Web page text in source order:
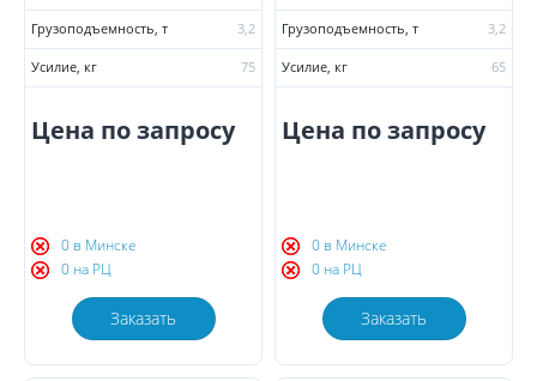
Грузоподъемность, т 3,2
Усилие, кг 75
Цена по запросу
0 в Минске
0 на РЦ
Заказать
Грузоподъемность, т 3,2
Усилие, кг 65
Цена по запросу
0 в Минске
0 на РЦ
Заказать